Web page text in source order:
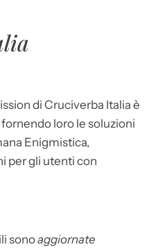
di Cruciverba Italia è
loro le soluzioni
Enigmistica,
per gli utenti con
sonoaggiornate